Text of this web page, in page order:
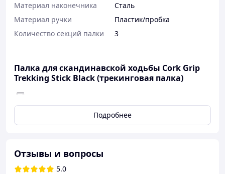
Материал наконечника
Сталь
Материал ручки
Пластик/пробка
Количество секций палки
3
Палка для скандинавской ходьбы Cork Grip
Trekking Stick Black (трекинговая палка)
палки сэргономичной ручкойи удобнымманжетом
на кисть. В сложенном виде они имеют длину всего 68
сочетает в себе легкость и прочность. Ремни из
дышащего неопрена идеально фиксируют руку, и
имеют анатомическую форму, позволяя
Подробнее
Отзывы и вопросы
5.0